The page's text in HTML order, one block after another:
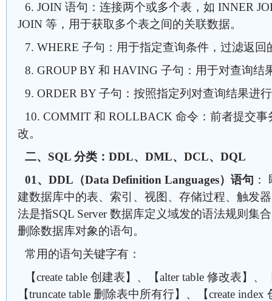
6. JOIN 语句：连接两个或多个表，如 INNER
JOIN 等，用于获取多个表之间的关联数据。
7. WHERE 子句：用于指定查询条件，过滤返回
8. GROUP BY 和 HAVING 子句：用于对查询结
9. ORDER BY 子句：按照指定列对查询结果进
10. COMMIT 和 ROLLBACK 命令：前者提交
改。
二、SQL 分类：DDL、DML、DCL、DQL
01、DDL（Data Definition Languages）语句
建数据库中的表、索引、视图、存储过程、触发
法是指SQL Server 数据库定义域发的语法规则集
删除数据库对象的语句。
常用的语句关键字有：
【create table 创建表】、【alter table 修改表】
【truncate table 删除表中所有行】、【create